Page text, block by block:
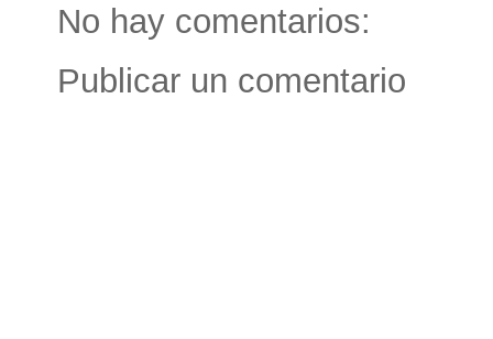
No hay comentarios:
Publicar un comentario